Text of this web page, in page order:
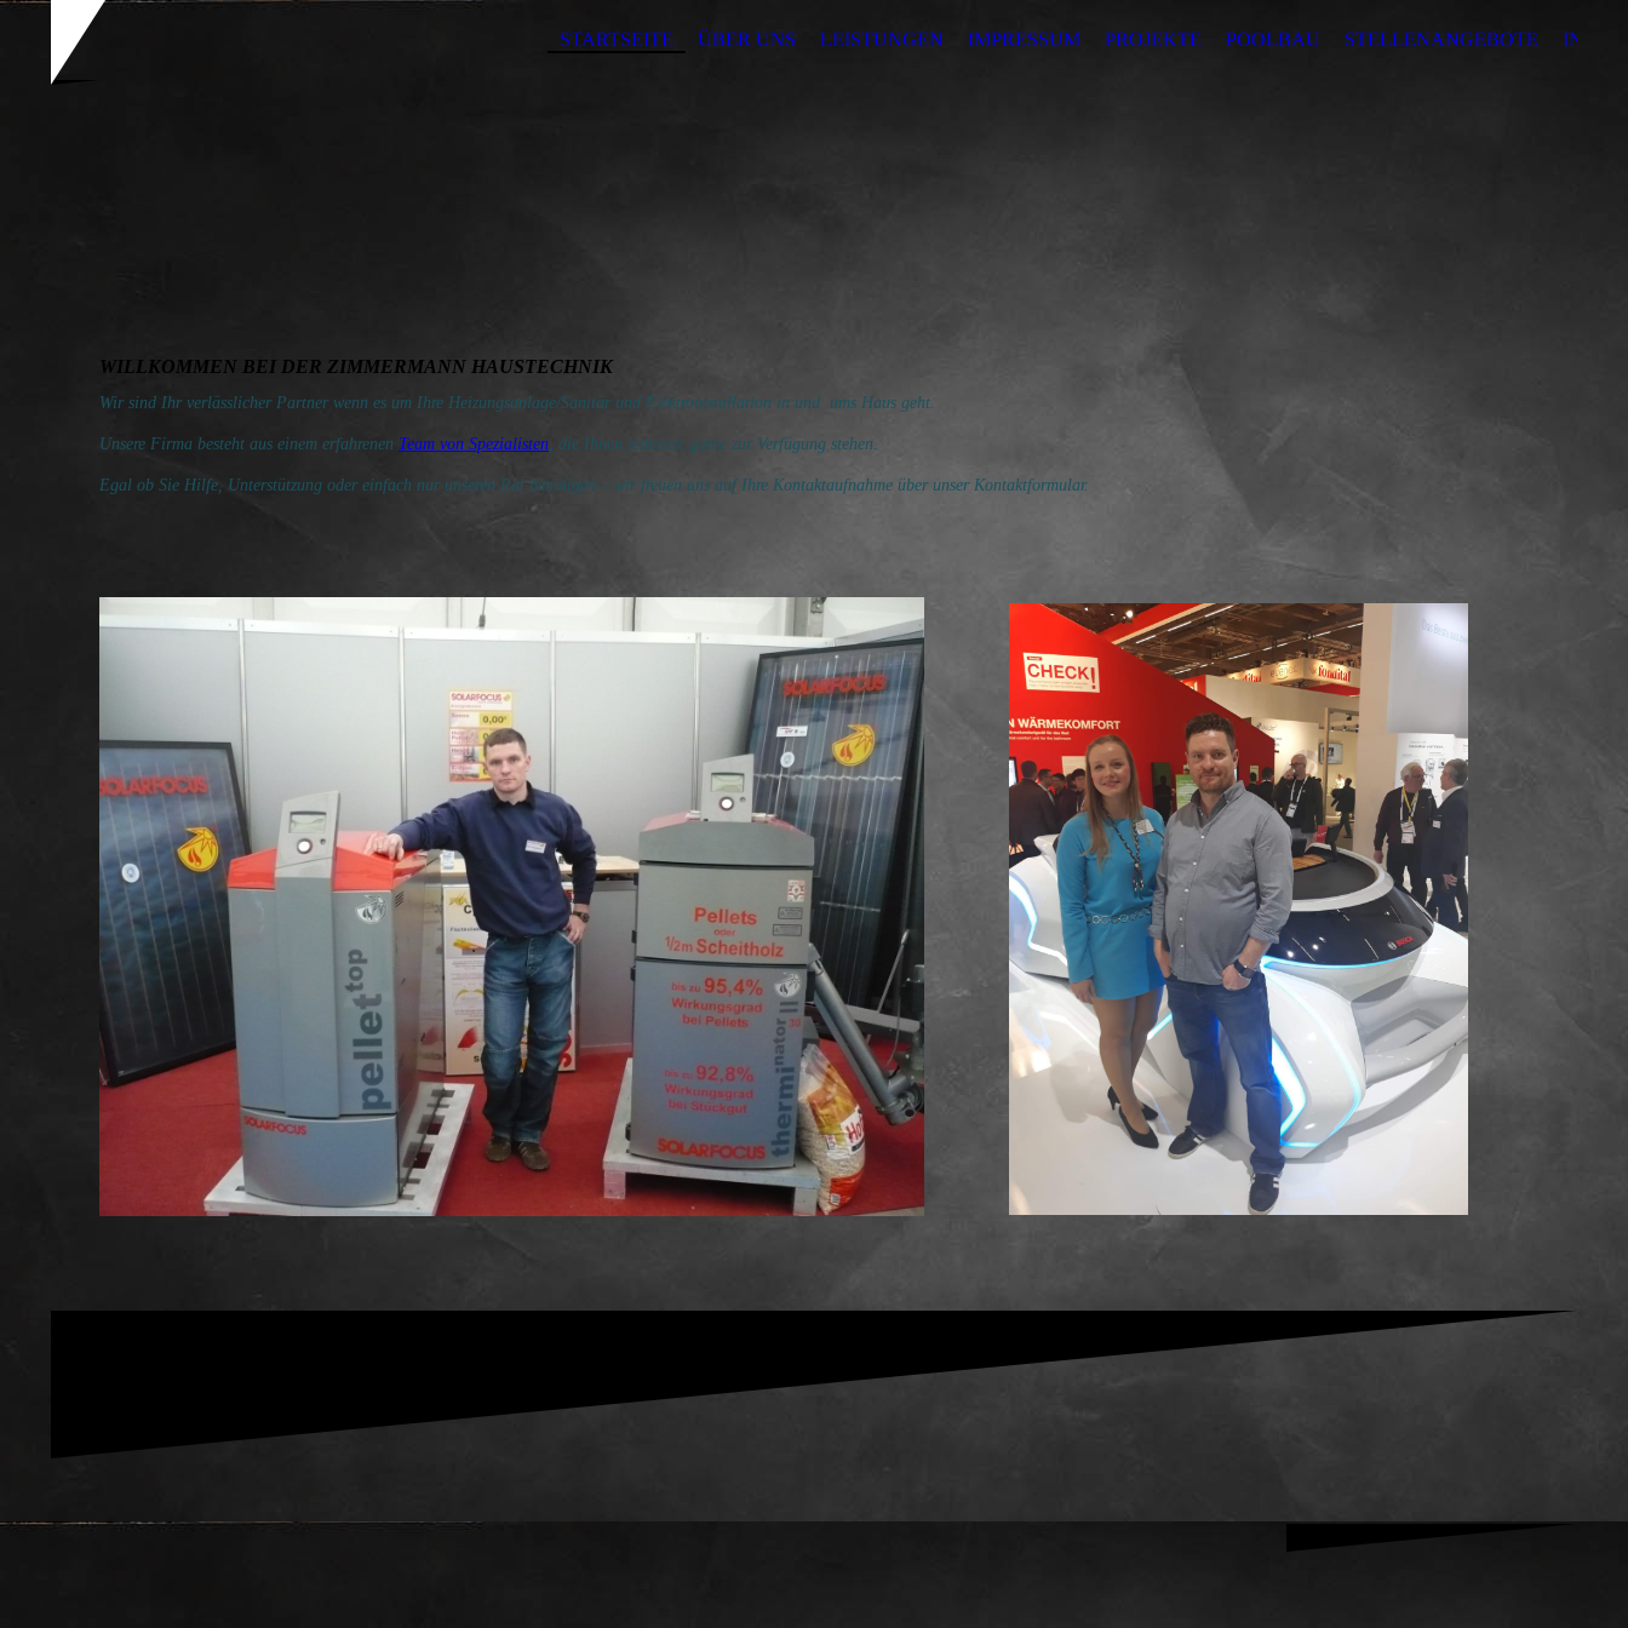
STARTSEITE ÜBER UNS LEISTUNGEN IMPRESSUM PROJEKTE POOLBAU STELLENANGEBOTE
WILLKOMMEN BEI DER ZIMMERMANN HAUSTECHNIK
Wir sind Ihr verlässlicher Partner wenn es um Ihre Heizungsanlage/Sanitär und Elektroinstallation in und ums Haus geht.
Unsere Firma besteht aus einem erfahrenen Team von Spezialisten, die Ihnen jederzeit gerne zur Verfügung stehen.
Egal ob Sie Hilfe, Unterstützung oder einfach nur unseren Rat benötigen – wir freuen uns auf Ihre Kontaktaufnahme über unser Kontaktformular.